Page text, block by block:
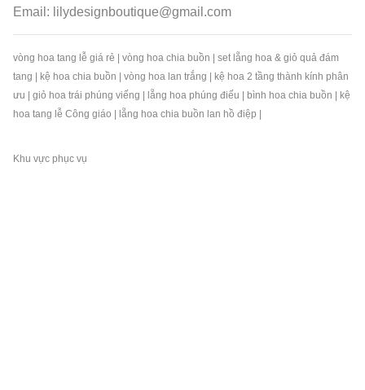
Email: lilydesignboutique@gmail.com
vòng hoa tang lễ giá rẻ | vòng hoa chia buồn | set lẵng hoa & giỏ quả đám
tang | kệ hoa chia buồn | vòng hoa lan trắng | kệ hoa 2 tầng thành kính phân
ưu | giỏ hoa trái phúng viếng | lẵng hoa phúng điếu | bình hoa chia buồn | kệ
hoa tang lễ Công giáo | lẵng hoa chia buồn lan hồ điệp |
Khu vực phục vụ